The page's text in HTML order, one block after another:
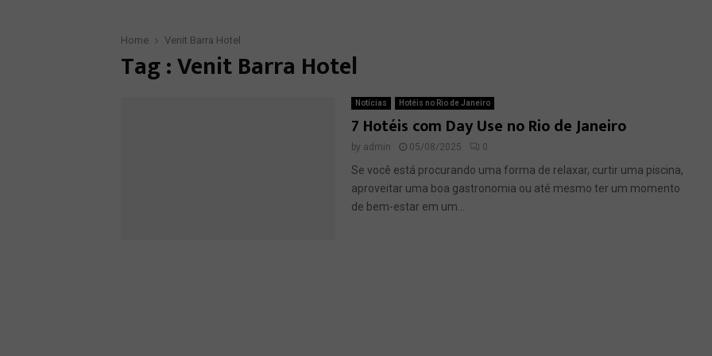
Home Venit Barra Hotel
Tag : Venit Barra Hotel
Notícias Hotéis no Rio de Janeiro
7 Hotéis com Day Use no Rio de Janeiro
by admin 05/08/2025 0
Se você está procurando uma forma de relaxar, curtir uma piscina,
aproveitar uma boa gastronomia ou até mesmo ter um momento
de bem-estar em um...